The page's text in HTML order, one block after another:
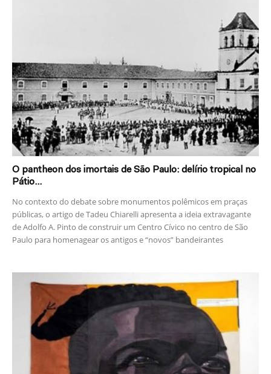
O pantheon dos imortais de São Paulo: delírio tropical no
Pátio...
No contexto do debate sobre monumentos polêmicos em praças
públicas, o artigo de Tadeu Chiarelli apresenta a ideia extravagante
de Adolfo A. Pinto de construir um Centro Cívico no centro de São
Paulo para homenagear os antigos e “novos” bandeirantes